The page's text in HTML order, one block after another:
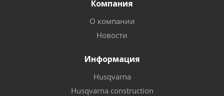
Компания
О компании
Новости
Информация
Husqvarna
Husqvarna construction